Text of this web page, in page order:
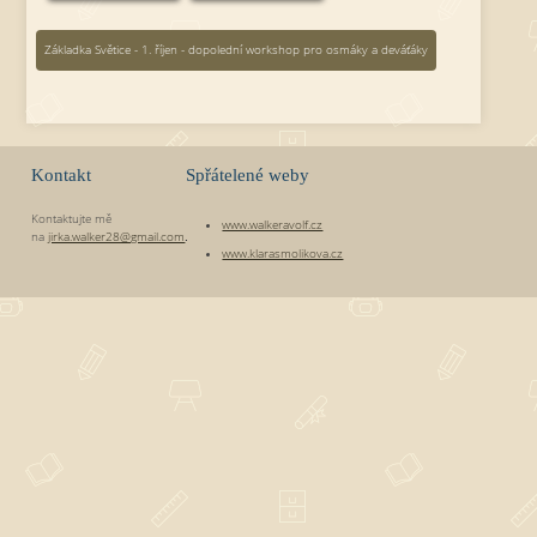
Základka Světice - 1. říjen - dopolední workshop pro osmáky a deváťáky
Kontakt
Kontaktujte mě
na jirka.walker28@gmail.com
Spřátelené weby
www.walkeravolf.cz
www.klarasmolikova.cz